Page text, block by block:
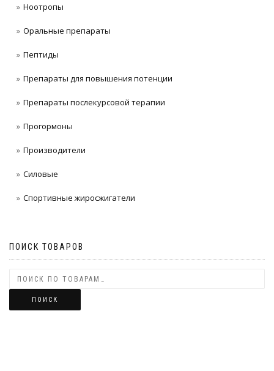
Ноотропы
Оральные препараты
Пептиды
Препараты для повышения потенции
Препараты послекурсовой терапии
Прогормоны
Производители
Силовые
Спортивные жиросжигатели
ПОИСК ТОВАРОВ
ПОИСК